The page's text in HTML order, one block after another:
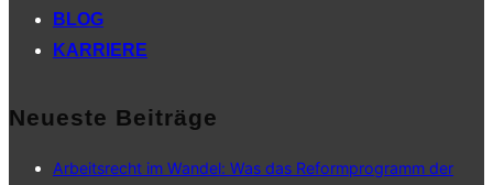
BLOG
KARRIERE
Neueste Beiträge
Arbeitsrecht im Wandel: Was das Reformprogramm der